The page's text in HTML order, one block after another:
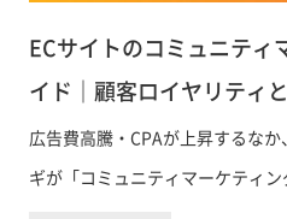
ECサイトのコミュニティ
イド｜顧客ロイヤリティ
広告費高騰・CPAが上昇するな
ギが「コミュニティマーケティ